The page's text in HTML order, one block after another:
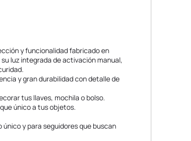
y funcionalidad fabricado en
luz integrada de activación manual,
y gran durabilidad con detalle de
tus llaves, mochila o bolso.
único a tus objetos.
y para seguidores que buscan